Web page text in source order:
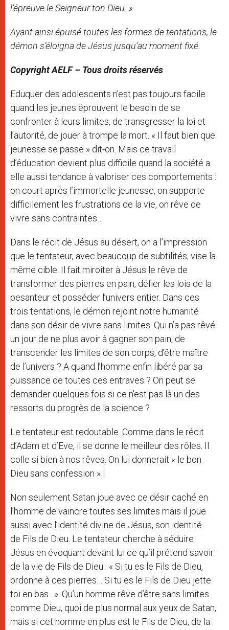
l’épreuve le Seigneur ton Dieu. »
Ayant ainsi épuisé toutes les formes de tentations, le
démon s’éloigna de Jésus jusqu’au moment fixé.
Copyright AELF – Tous droits réservés
Eduquer des adolescents n’est pas toujours facile
quand les jeunes éprouvent le besoin de se
confronter à leurs limites, de transgresser la loi et
l’autorité, de jouer à trompe la mort. « Il faut bien que
jeunesse se passe » dit-on. Mais ce travail
d’éducation devient plus difficile quand la société a
elle aussi tendance à valoriser ces comportements :
on court après l’immortelle jeunesse, on supporte
difficilement les frustrations de la vie, on rêve de
vivre sans contraintes…
Dans le récit de Jésus au désert, on a l’impression
que le tentateur, avec beaucoup de subtilités, vise la
même cible. Il fait miroiter à Jésus le rêve de
transformer des pierres en pain, défier les lois de la
pesanteur et posséder l’univers entier. Dans ces
trois tentations, le démon rejoint notre humanité
dans son désir de vivre sans limites. Qui n’a pas rêvé
un jour de ne plus avoir à gagner son pain, de
transcender les limites de son corps, d’être maître
de l’univers ? A quand l’homme enfin libéré par sa
puissance de toutes ces entraves ? On peut se
demander quelques fois si ce n’est pas là un des
ressorts du progrès de la science ?
Le tentateur est redoutable. Comme dans le récit
d’Adam et d’Eve, il se donne le meilleur des rôles. Il
colle si bien à nos rêves. On lui donnerait « le bon
Dieu sans confession » !
Non seulement Satan joue avec ce désir caché en
l’homme de vaincre toutes ses limites mais il joue
aussi avec l’identité divine de Jésus, son identité
de Fils de Dieu. Le tentateur cherche à séduire
Jésus en évoquant devant lui ce qu’il prétend savoir
de la vie de Fils de Dieu : « Si tu es le Fils de Dieu,
ordonne à ces pierres… Si tu es le Fils de Dieu jette
toi en bas…». Qu’un homme rêve d’être sans limites
comme Dieu, quoi de plus normal aux yeux de Satan,
mais si cet homme en plus est le Fils de Dieu, de la